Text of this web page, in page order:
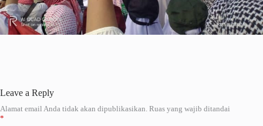
Leave a Reply
Alamat email Anda tidak akan dipublikasikan. Ruas yang wajib ditandai
*
A
l